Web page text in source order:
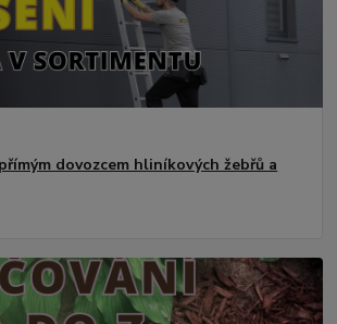
dovozcem hliníkových žebřů a